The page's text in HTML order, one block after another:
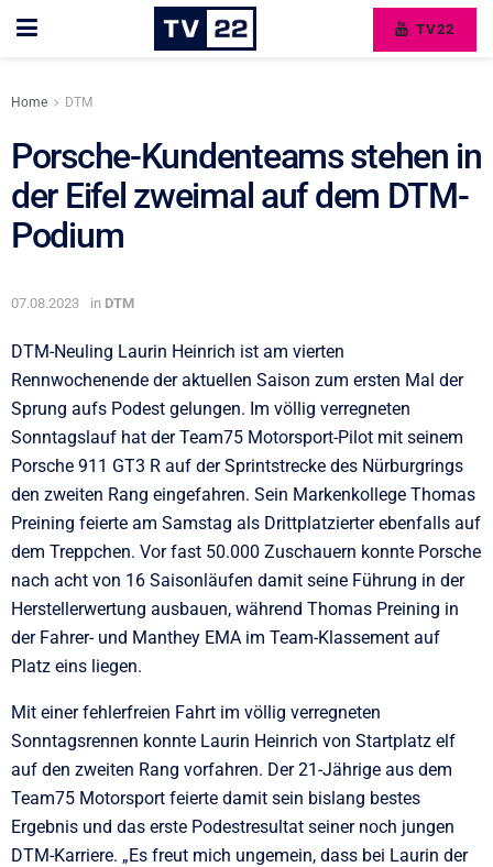
TV22
Home DTM
Porsche-Kundenteams stehen in
der Eifel zweimal auf dem DTM-
Podium
07.08.2023 in DTM
DTM-Neuling Laurin Heinrich ist am vierten
Rennwochenende der aktuellen Saison zum ersten Mal der
Sprung aufs Podest gelungen. Im völlig verregneten
Sonntagslauf hat der Team75 Motorsport-Pilot mit seinem
Porsche 911 GT3 R auf der Sprintstrecke des Nürburgrings
den zweiten Rang eingefahren. Sein Markenkollege Thomas
Preining feierte am Samstag als Drittplatzierter ebenfalls auf
dem Treppchen. Vor fast 50.000 Zuschauern konnte Porsche
nach acht von 16 Saisonläufen damit seine Führung in der
Herstellerwertung ausbauen, während Thomas Preining in
der Fahrer- und Manthey EMA im Team-Klassement auf
Platz eins liegen.
Mit einer fehlerfreien Fahrt im völlig verregneten
Sonntagsrennen konnte Laurin Heinrich von Startplatz elf
auf den zweiten Rang vorfahren. Der 21-Jährige aus dem
Team75 Motorsport feierte damit sein bislang bestes
Ergebnis und das erste Podestresultat seiner noch jungen
DTM-Karriere. „Es freut mich ungemein, dass bei Laurin der